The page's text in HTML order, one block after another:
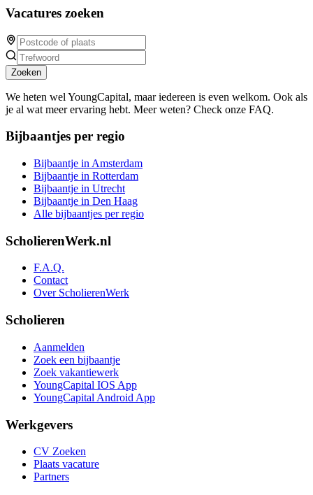
Vacatures zoeken
Zoeken
We heten wel YoungCapital, maar iedereen is even welkom. Ook als
je al wat meer ervaring hebt. Meer weten? Check onze FAQ.
Bijbaantjes per regio
Bijbaantje in Amsterdam
Bijbaantje in Rotterdam
Bijbaantje in Utrecht
Bijbaantje in Den Haag
Alle bijbaantjes per regio
ScholierenWerk.nl
F.A.Q.
Contact
Over ScholierenWerk
Scholieren
Aanmelden
Zoek een bijbaantje
Zoek vakantiewerk
YoungCapital IOS App
YoungCapital Android App
Werkgevers
CV Zoeken
Plaats vacature
Partners